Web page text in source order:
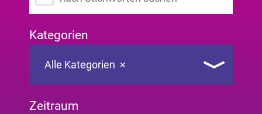
Kategorien
×
Alle Kategorien
Zeitraum